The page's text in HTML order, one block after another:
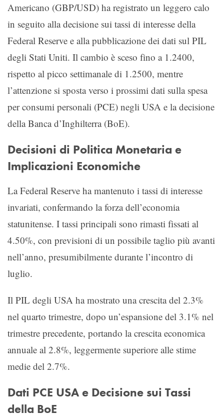
Americano (GBP/USD) ha registrato un leggero calo
in seguito alla decisione sui tassi di interesse della
Federal Reserve e alla pubblicazione dei dati sul PIL
degli Stati Uniti. Il cambio è sceso fino a 1.2400,
rispetto al picco settimanale di 1.2500, mentre
l’attenzione si sposta verso i prossimi dati sulla spesa
per consumi personali (PCE) negli USA e la decisione
della Banca d’Inghilterra (BoE).
Decisioni di Politica Monetaria e
Implicazioni Economiche
La Federal Reserve ha mantenuto i tassi di interesse
invariati, confermando la forza dell’economia
statunitense. I tassi principali sono rimasti fissati al
4.50%, con previsioni di un possibile taglio più avanti
nell’anno, presumibilmente durante l’incontro di
luglio.
Il PIL degli USA ha mostrato una crescita del 2.3%
nel quarto trimestre, dopo un’espansione del 3.1% nel
trimestre precedente, portando la crescita economica
annuale al 2.8%, leggermente superiore alle stime
medie del 2.7%.
Dati PCE USA e Decisione sui Tassi
della BoE